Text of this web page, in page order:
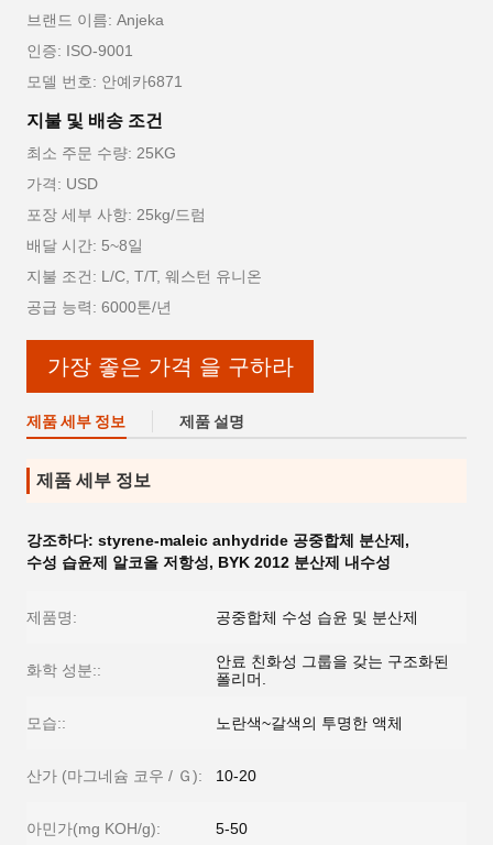
브랜드 이름: Anjeka
인증: ISO-9001
모델 번호: 안예카6871
지불 및 배송 조건
최소 주문 수량: 25KG
가격: USD
포장 세부 사항: 25kg/드럼
배달 시간: 5~8일
지불 조건: L/C, T/T, 웨스턴 유니온
공급 능력: 6000톤/년
가장 좋은 가격 을 구하라
제품 세부 정보 제품 설명
제품 세부 정보
강조하다: styrene-maleic anhydride 공중합체 분산제 ,
수성 습윤제 알코올 저항성, BYK 2012 분산제 내수성
제품명: 공중합체 수성 습윤 및 분산제
화학 성분::
안료 친화성 그룹을 갖는 구조화된
폴리머.
모습:: 노란색~갈색의 투명한 액체
산가 (마그네슘 코우 / Ｇ): 10-20
아민가(mg KOH/g): 5-50